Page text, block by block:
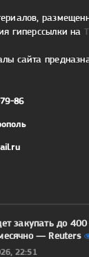
гиперссылки на
сайта
86
закупать до
— Reuters
22:51